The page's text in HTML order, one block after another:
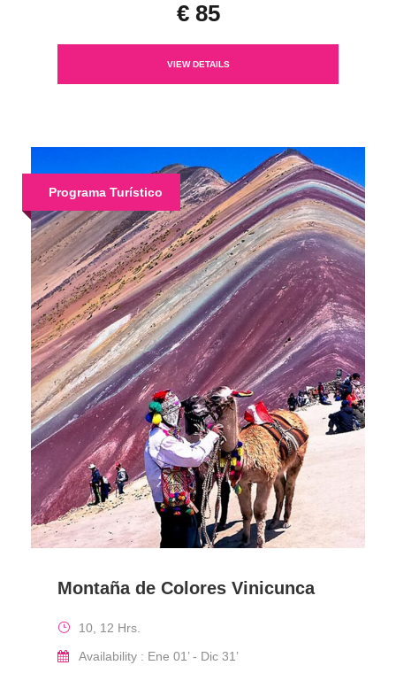
€ 85
VIEW DETAILS
Programa Turístico
Montaña de Colores Vinicunca
10, 12 Hrs.
Availability : Ene 01’ - Dic 31’